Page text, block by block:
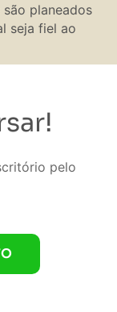
planeados
seja fiel ao
pelo